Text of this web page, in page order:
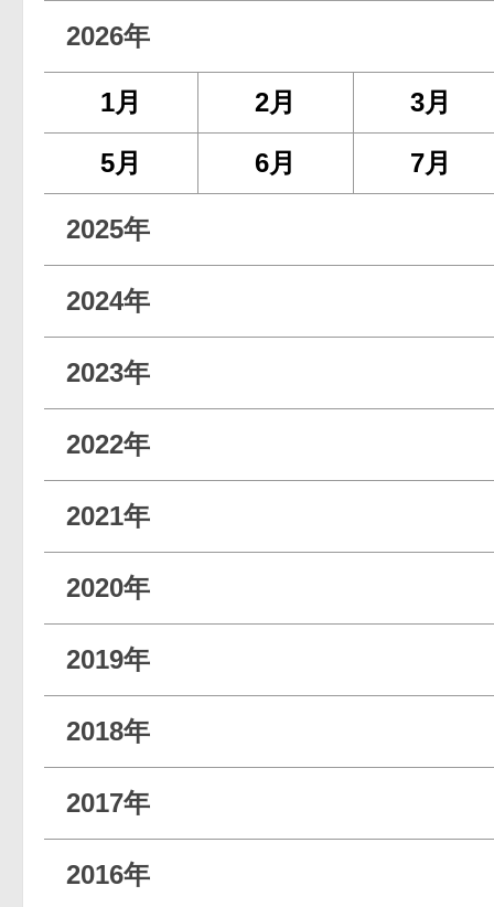
2026年
1月 2月 3月
5月 6月 7月
2025年
2024年
2023年
2022年
2021年
2020年
2019年
2018年
2017年
2016年